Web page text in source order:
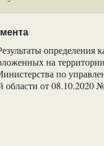
определения
на
по
области от 08.10.2020